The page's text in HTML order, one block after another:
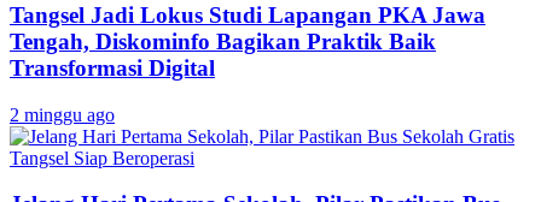
Tangsel Jadi Lokus Studi Lapangan PKA Jawa
Tengah, Diskominfo Bagikan Praktik Baik
Transformasi Digital
2 minggu ago